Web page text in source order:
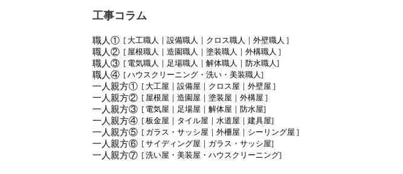
工事コラム
職人① [ 大工職人 | 設備職人 | クロス職人 | 外壁職人 ]
職人② [ 屋根職人 | 造園職人 | 塗装職人 | 外構職人 ]
職人③ [ 電気職人 | 足場職人 | 解体職人 | 防水職人]
職人④ [ハウスクリーニング・洗い・美装職人]
一人親方① [ 大工屋 | 設備屋 | クロス屋 | 外壁屋 ]
一人親方② [ 屋根屋 | 造園屋 | 塗装屋 | 外構屋 ]
一人親方③ [ 電気屋 | 足場屋 | 解体屋 | 防水屋]
一人親方④ [板金屋 | タイル屋 | 水道屋 | 建具屋]
一人親方⑤ [ ガラス・サッシ屋 | 外柵屋 | シーリング屋 ]
一人親方⑥ [サイディング屋 | ガラス・サッシ屋]
一人親方⑦ [洗い屋・美装屋・ハウスクリーニング]